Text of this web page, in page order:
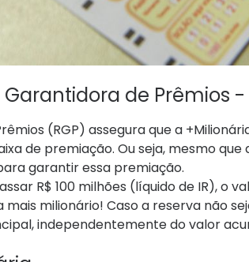
de Prêmios -
(RGP) assegura que a
de premiação. Ou seja, mesmo
garantir essa premiação.
R$ 100 milhões (líquido de IR),
milionário! Caso a reserva não
independentemente do valor